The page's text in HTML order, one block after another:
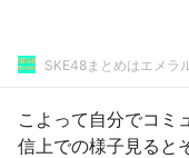
SKE48まとめはエメラ
こよって自分でコミ
信上での様子見ると